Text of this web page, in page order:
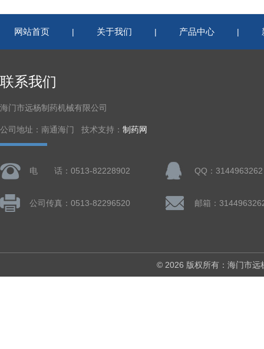
网站首页 | 关于我们 | 产品中心 |
联系我们
海门市远杨制药机械有限公司
公司地址：南通海门 技术支持： 制药网
电 话：0513-82228902 QQ：3144963262
公司传真：0513-82296520 邮箱：
© 2026 版权所有：海门市